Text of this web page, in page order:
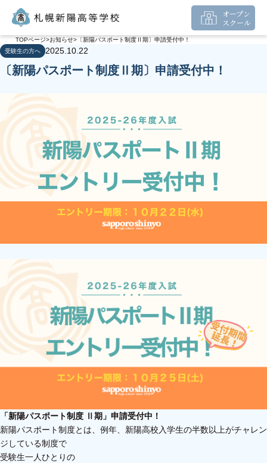
オープン
スクール
TOPページ お知らせ 〔新陽パスポート制度Ⅱ期〕申請受付中！
受験生の方へ
2025.10.22
〔新陽パスポート制度Ⅱ期〕申請受付中！
「新陽パスポート制度 Ⅱ期」申請受付中！
新陽パスポート制度とは、例年、新陽高校入学生の半数以上がチャレン
ジしている制度で
受験生一人ひとりの